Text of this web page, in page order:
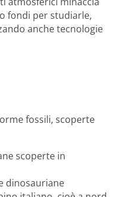
fondi per studiarle,
anche tecnologie
fossili, scoperte
scoperte in
dinosauriane